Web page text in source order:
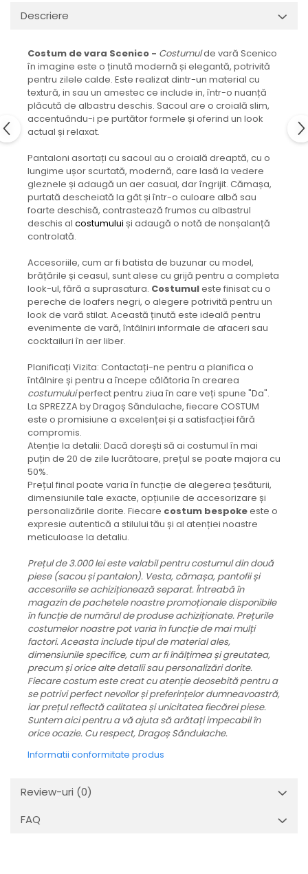
Descriere
Costum de vara Scenico - Costumulde vară Scenico
în imagine este o ținută modernă și elegantă, potrivită
pentru zilele calde. Este realizat dintr-un material cu
textură, in sau un amestec ce include in, într-o nuanță
plăcută de albastru deschis. Sacoul are o croială slim,
accentuându-i pe purtător formele și oferind un look
actual și relaxat.
Pantaloni asortați cu sacoul au o croială dreaptă, cu o
lungime ușor scurtată, modernă, care lasă la vedere
gleznele și adaugă un aer casual, dar îngrijit. Cămașa,
purtată descheiată la gât și într-o culoare albă sau
foarte deschisă, contrastează frumos cu albastrul
deschis al costumului și adaugă o notă de nonșalanță
controlată.
Accesoriile, cum ar fi batista de buzunar cu model,
brățările și ceasul, sunt alese cu grijă pentru a completa
look-ul, fără a suprasatura. Costumuleste finisat cu o
pereche de loafers negri, o alegere potrivită pentru un
look de vară stilat. Această ținută este ideală pentru
evenimente de vară, întâlniri informale de afaceri sau
cocktailuri în aer liber.
Planificați Vizita: Contactați-ne pentru a planifica o
întâlnire și pentru a începe călătoria în crearea
costumuluiperfect pentru ziua în care veți spune "Da".
La SPREZZA by Dragoș Săndulache, fiecare COSTUM
este o promisiune a excelenței și a satisfacției fără
compromis.
Atenție la detalii: Dacă dorești să ai costumul în mai
puțin de 20 de zile lucrătoare, prețul se poate majora cu
50%.
Prețul final poate varia în funcție de alegerea țesăturii,
dimensiunile tale exacte, opțiunile de accesorizare și
personalizările dorite. Fiecare costum bespokeeste o
expresie autentică a stilului tău și al atenției noastre
meticuloase la detaliu.
Prețul de 3.000 lei este valabil pentru costumul din două
piese (sacou și pantalon). Vesta, cămașa, pantofii și
accesoriile se achiziționează separat. Întreabă în
magazin de pachetele noastre promoționale disponibile
în funcție de numărul de produse achiziționate. Prețurile
costumelor noastre pot varia în funcție de mai mulți
factori. Aceasta include tipul de material ales,
dimensiunile specifice, cum ar fi înălțimea și greutatea,
precum și orice alte detalii sau personalizări dorite.
Fiecare costum este creat cu atenție deosebită pentru a
se potrivi perfect nevoilor și preferințelor dumneavoastră,
iar prețul reflectă calitatea și unicitatea fiecărei piese.
Suntem aici pentru a vă ajuta să arătați impecabil în
orice ocazie. Cu respect, Dragoș Săndulache.
Informatii conformitate produs
Review-uri (0)
FAQ